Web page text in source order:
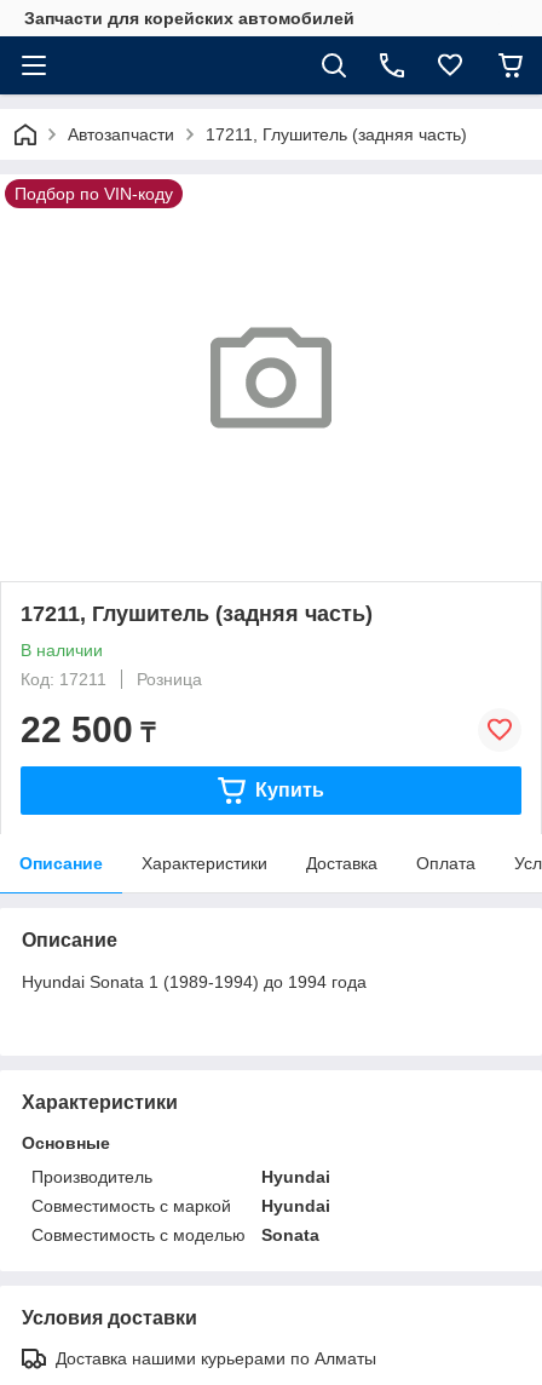
Запчасти для корейских автомобилей
Автозапчасти 17211, Глушитель (задняя часть)
Подбор по VIN-коду
17211, Глушитель (задняя часть)
В наличии
Код: 17211
Розница
22 500 ₸
Купить
Описание Характеристики Доставка Оплата
Описание
Hyundai Sonata 1 (1989-1994) до 1994 года
Характеристики
Основные
Производитель
Hyundai
Совместимость с маркой
Hyundai
Совместимость с моделью
Sonata
Условия доставки
Доставка нашими курьерами по Алматы